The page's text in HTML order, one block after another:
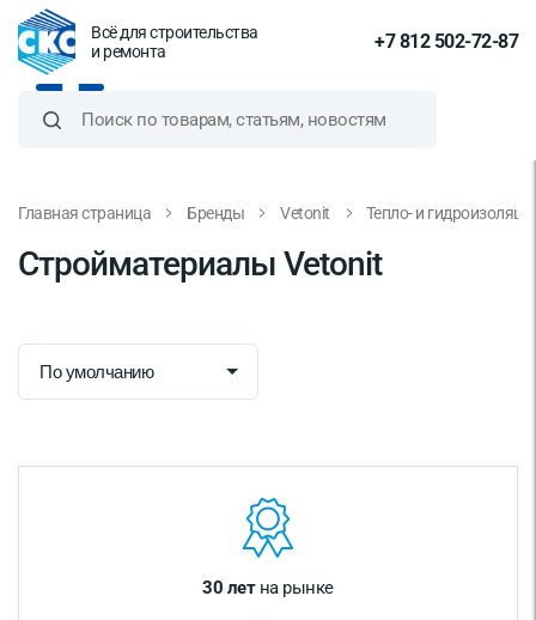
Всё для строительства
и ремонта
+7 812 502-72-87
Главная страница Бренды Vetonit Тепло- и
Стройматериалы Vetonit
30 летна рынке